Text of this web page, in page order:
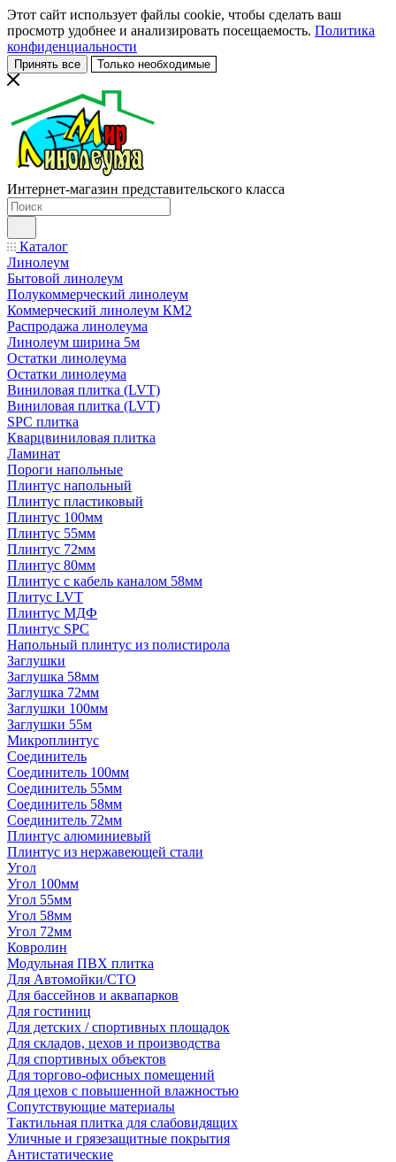
Этот сайт использует файлы cookie, чтобы сделать ваш
просмотр удобнее и анализировать посещаемость. Политика
конфиденциальности
Принять все Только необходимые
Интернет-магазин представительского класса
Каталог
Линолеум
Бытовой линолеум
Полукоммерческий линолеум
Коммерческий линолеум КМ2
Распродажа линолеума
Линолеум ширина 5м
Остатки линолеума
Остатки линолеума
Виниловая плитка (LVT)
Виниловая плитка (LVT)
SPC плитка
Кварцвиниловая плитка
Ламинат
Пороги напольные
Плинтус напольный
Плинтус пластиковый
Плинтус 100мм
Плинтус 55мм
Плинтус 72мм
Плинтус 80мм
Плинтус с кабель каналом 58мм
Плитус LVT
Плинтус МДФ
Плинтус SPC
Напольный плинтус из полистирола
Заглушки
Заглушка 58мм
Заглушка 72мм
Заглушки 100мм
Заглушки 55м
Микроплинтус
Соединитель
Соединитель 100мм
Соединитель 55мм
Соединитель 58мм
Соединитель 72мм
Плинтус алюминиевый
Плинтус из нержавеющей стали
Угол
Угол 100мм
Угол 55мм
Угол 58мм
Угол 72мм
Ковролин
Модульная ПВХ плитка
Для Автомойки/СТО
Для бассейнов и аквапарков
Для гостиниц
Для детских / спортивных площадок
Для складов, цехов и производства
Для спортивных объектов
Для торгово-офисных помещений
Для цехов с повышенной влажностью
Сопутствующие материалы
Тактильная плитка для слабовидящих
Уличные и грязезащитные покрытия
Антистатические